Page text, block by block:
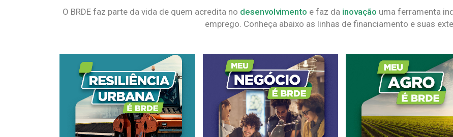
O BRDE faz parte da vida de quem acredita no desenvolvimento e faz da inovação uma ferramenta
emprego. Conheça abaixo as linhas de financiamento e suas